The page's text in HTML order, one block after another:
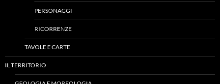
PERSONAGGI
RICORRENZE
TAVOLE E CARTE
IL TERRITORIO